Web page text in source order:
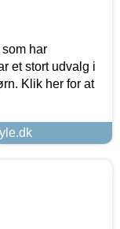
har
et stort udvalg i
Klik her for at